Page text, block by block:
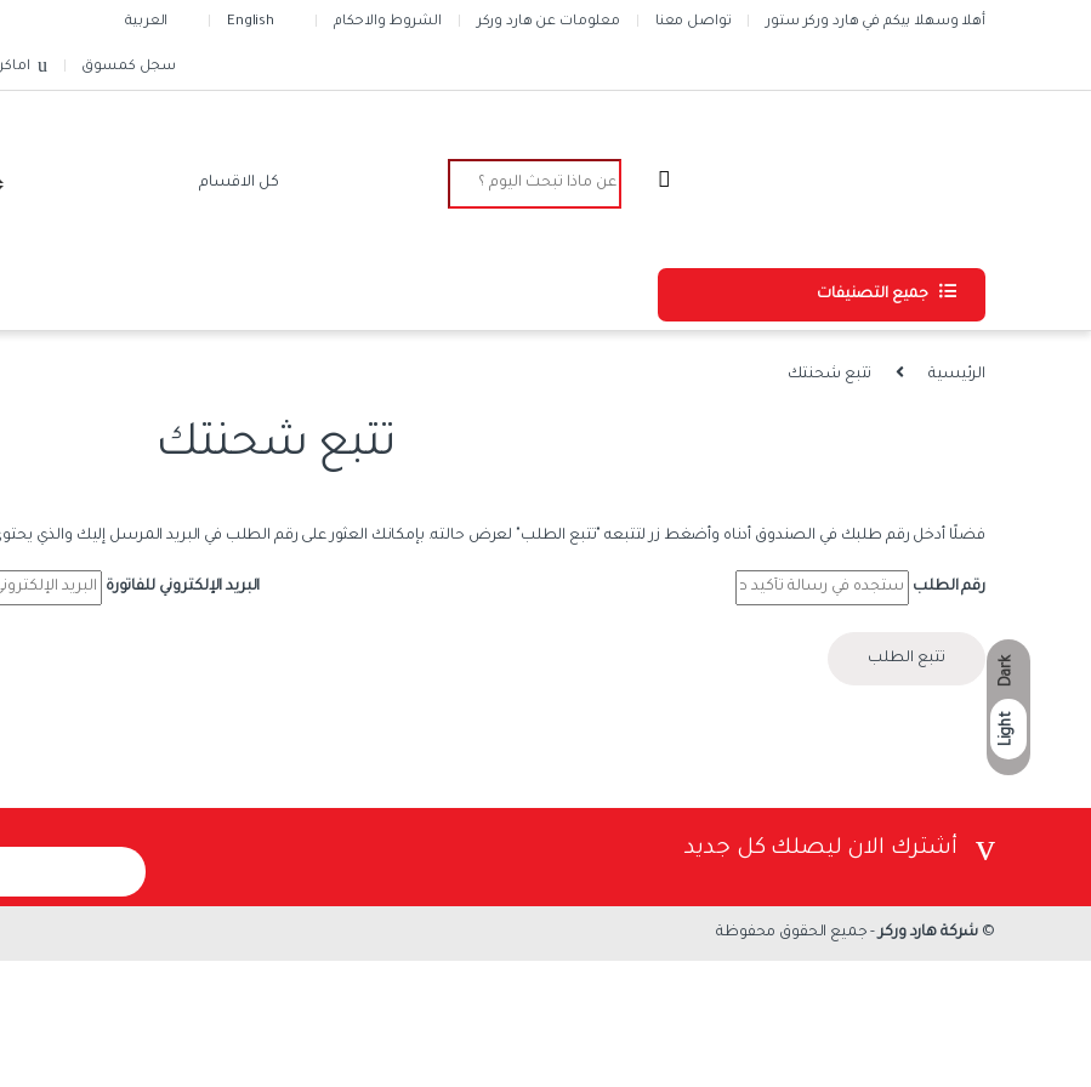
Dark
Light
Skip to navigation
Skip to content
أهلا وسهلا بيكم في هارد وركر ستور تواصل معنا معلومات عن هارد وركر الشروط والاحكام English العربية
سجل كمسوق
جميع التصنيفات
الرئيسية تتبع شحنتك
تتبع شحنتك
فضلًا أدخل رقم طلبك في الصندوق أدناه وأضغط زر لتتبعه "تتبع الطلب" لعرض حالته. بإمكانك العثور على رقم الطلب في البريد المرسل إليك والذي
رقم الطلب البريد الإلكتروني للفاتورة
تتبع الطلب
أشترك الان ليصلك كل جديد
E
m
a
© شركة هارد وركر- جميع الحقوق محفوظة